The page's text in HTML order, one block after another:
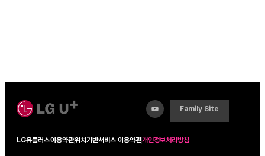
Family Site
LG유플러스이용약관위치기반서비스 이용약관개인정보처리방침